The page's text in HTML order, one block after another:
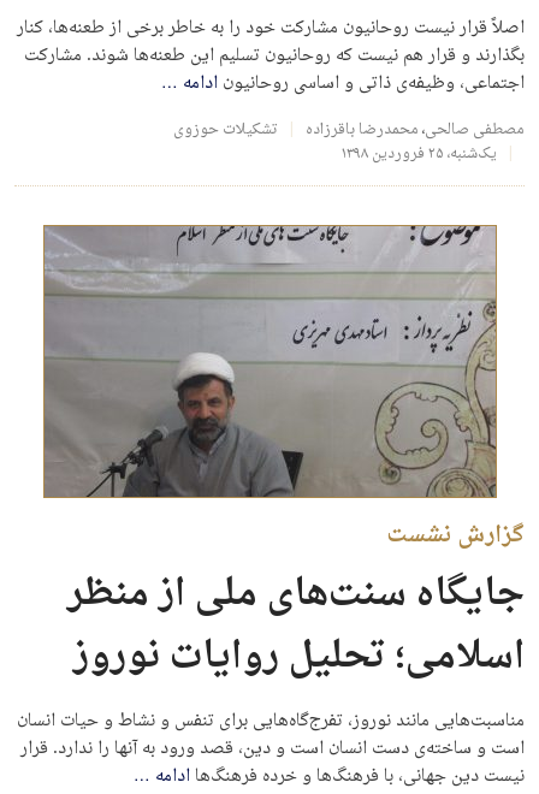
اصلاً قرار نیست روحانیون مشارکت خود را به‌ خاطر برخی از طعنه‌ها، کنار
بگذارند و قرار هم نیست که روحانیون تسلیم این طعنه‌ها شوند. مشارکت
اجتماعی، وظیفه‌ی ذاتی و اساسی روحانیونادامه …
مصطفی صالحی،محمدرضا باقرزاده
تشکیلات حوزوی
یک‌شنبه، ۲۵ فروردین ۱۳۹۸
گزارش نشست
جایگاه سنت‌های ملی از منظر
اسلامی؛ تحلیل روایات نوروز
مناسبت‌هایی مانند نوروز، تفرج‌گاه‌هایی برای تنفس و نشاط و حیات انسان
است و ساخته‌ی دست انسان است و دین، قصد ورود به آنها را ندارد. قرار
نیست دین جهانی، با فرهنگ‌ها و خرده فرهنگ‌هاادامه …